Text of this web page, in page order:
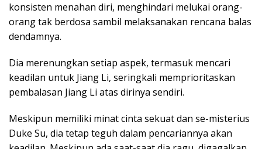
konsisten menahan diri, menghindari melukai orang-
orang tak berdosa sambil melaksanakan rencana balas
dendamnya.
Dia merenungkan setiap aspek, termasuk mencari
keadilan untuk Jiang Li, seringkali memprioritaskan
pembalasan Jiang Li atas dirinya sendiri.
Meskipun memiliki minat cinta sekuat dan se-misterius
Duke Su, dia tetap teguh dalam pencariannya akan